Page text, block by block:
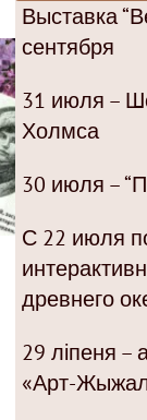
Выставка
сентября
31 июля –
Холмса
30 июля –
С 22 июля
древнего
29 ліпеня –
«Арт-